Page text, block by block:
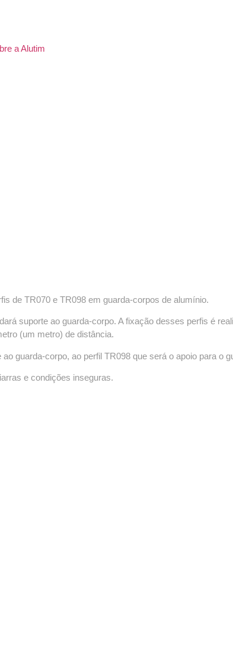
a Alutim
de TR070 e TR098 em guarda-corpos de alumínio.
suporte ao guarda-corpo. A fixação desses perfis é
(um metro) de distância.
guarda-corpo, ao perfil TR098 que será o apoio para o
e condições inseguras.